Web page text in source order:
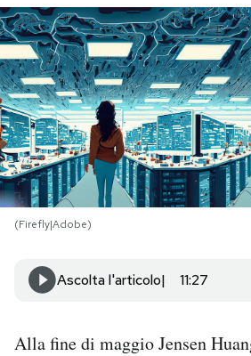
PODCAST
NEWSLETTER
I MIEI PREFERITI
SHOP
CALENDARIO
AREA PERSONALE
(Firefly|Adobe)
Ascolta l'articolo 11:27
Alla fine di maggio Jensen